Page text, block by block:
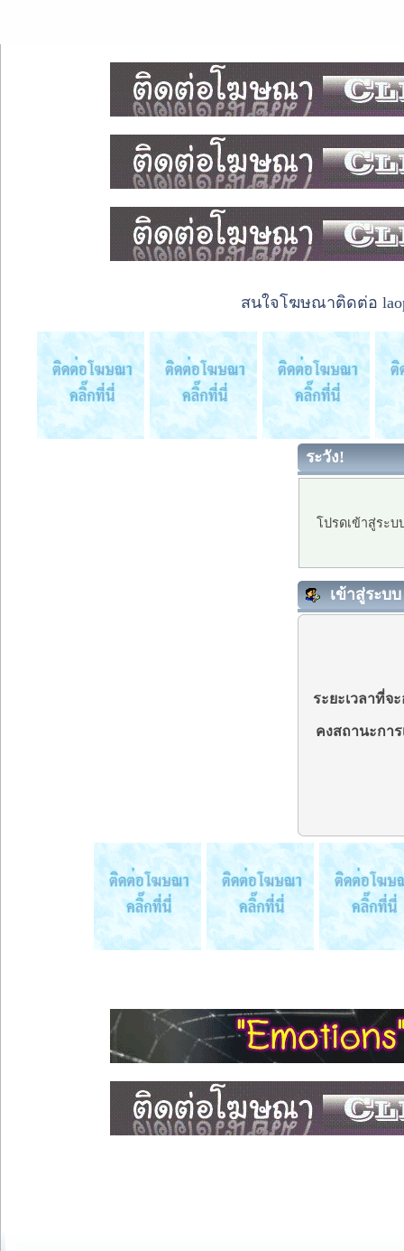
สนใจโฆษณาติดต่อ
ระวัง!
โปรดเข้าสู่ระ
เข้าสู่ระบบ
ระยะเวลาที่จ
คงสถานะกา